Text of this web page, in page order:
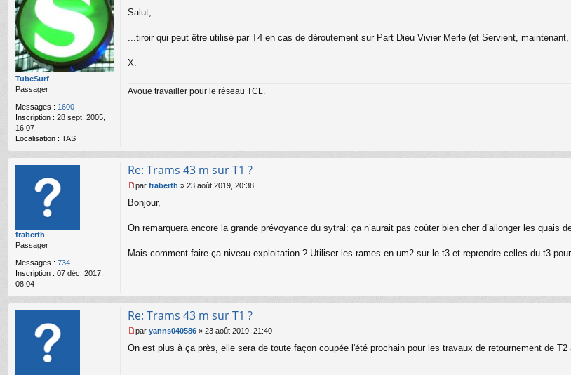
ar
TubeSurf
Passager
Messages : 1600
Inscription : 28 sept. 2005,
16:07
Localisation : TAS
e
s
e
Salut,
...tiroir qui peut être utilisé par T4 en cas de déroutement sur Part Dieu Vivier Merle (et Servient, maintenant,
X.
Avoue travailler pour le réseau TCL.
fraberth
Passager
Messages : 734
Inscription : 07 déc. 2017,
08:04
Re: Trams 43 m sur T1 ?
e
s
e
l
par fraberth » 23 août 2019, 20:38
Bonjour,
On remarquera encore la grande prévoyance du sytral: ça n’aurait pas coûter bien cher d’allonger les
Mais comment faire ça niveau exploitation ? Utiliser les rames en um2 sur le t3 et reprendre celles du t3
Re: Trams 43 m sur T1 ?
e
par yanns040586 » 23 août 2019, 21:40
On est plus à ça près, elle sera de toute façon coupée l'été prochain pour les travaux de retournement de T2